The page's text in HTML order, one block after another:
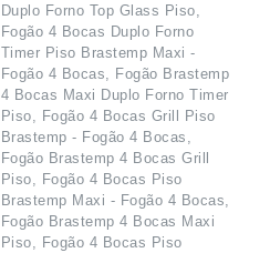
Duplo Forno Top Glass Piso,
Fogão 4 Bocas Duplo Forno
Timer Piso Brastemp Maxi -
Fogão 4 Bocas, Fogão Brastemp
4 Bocas Maxi Duplo Forno Timer
Piso, Fogão 4 Bocas Grill Piso
Brastemp - Fogão 4 Bocas,
Fogão Brastemp 4 Bocas Grill
Piso, Fogão 4 Bocas Piso
Brastemp Maxi - Fogão 4 Bocas,
Fogão Brastemp 4 Bocas Maxi
Piso, Fogão 4 Bocas Piso